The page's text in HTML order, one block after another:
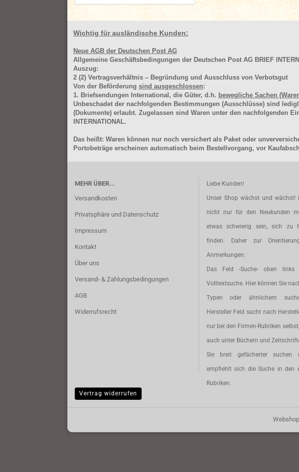
Wichtig für ausländische Kunden:
Neue AGB der Deutschen Post AG
Allgemeine Geschäftsbedingungen der Deutschen Post AG BRIEF
Auszug:
2 (2) Vertragsverhältnis – Begründung und Ausschluss von Verbotsgut
Von der Beförderung sind ausgeschlossen:
1. Briefsendungen International, die Güter, d.h. bewegliche Sachen
Unbeschadet der nachfolgenden Bestimmungen (Ausschlüsse) sind
(Dokumente) erlaubt. Zugelassen sind Waren unter den nachfolgenden
INTERNATIONAL.
Das heißt: Waren können nur noch versichert als Paket oder
Portobeträge erscheinen automatisch beim Bestellvorgang, vor
MEHR ÜBER...
Versandkosten
Privatsphäre und Datenschutz
Impressum
Kontakt
Über uns
Versand- & Zahlungsbedingungen
AGB
Widerrufsrecht
Liebe Kunden!
Unser Shop wächst und wächst!
nicht nur für den Neukunden
etwas schwierig sein, sich zu
finden. Daher zur
Anmerkungen:
Das Feld -Suche- oben
Volltextsuche. Hier können Sie
Typen oder ähnlichem
Hersteller Feld sucht nach
nur bei den Firmen-Rubriken
auch unter Büchern und
Sie breit gefächerter suchen
empfiehlt sich die Suche in den
Rubriken.
Vertrag widerrufen